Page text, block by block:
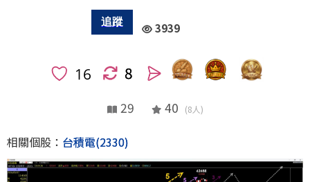
3939
8
29 40 (8人)
相關個股： 台積電(2330)